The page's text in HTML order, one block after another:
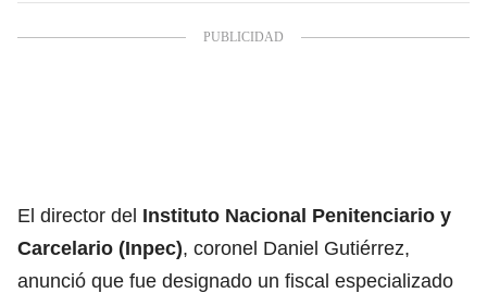
El director del Instituto Nacional Penitenciario y
Carcelario (Inpec), coronel Daniel Gutiérrez,
anunció que fue designado un fiscal especializado